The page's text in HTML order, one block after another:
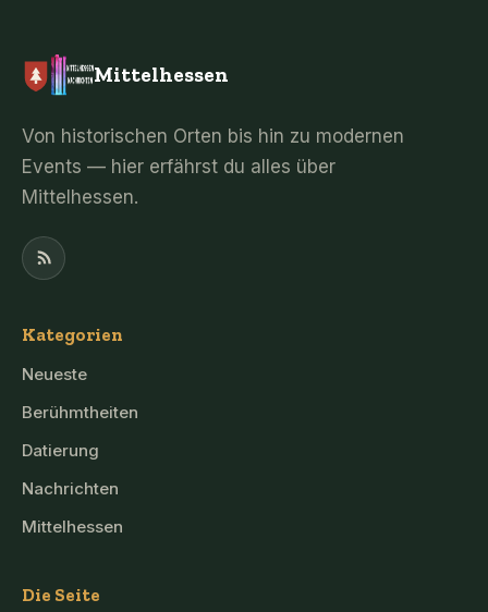
Mittelhessen
Von historischen Orten bis hin zu modernen
Events — hier erfährst du alles über
Mittelhessen.
Kategorien
Neueste
Berühmtheiten
Datierung
Nachrichten
Mittelhessen
Die Seite